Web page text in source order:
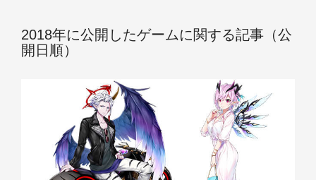
2018年に公開したゲームに関する記事（公
開日順）